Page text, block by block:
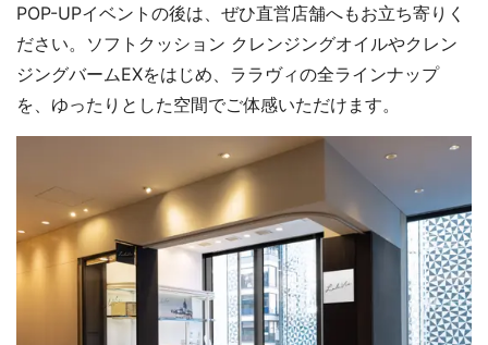
POP-UPイベントの後は、ぜひ直営店舗へもお立ち寄りく
ださい。ソフトクッション クレンジングオイルやクレン
ジングバームEXをはじめ、ララヴィの全ラインナップ
を、ゆったりとした空間でご体感いただけます。